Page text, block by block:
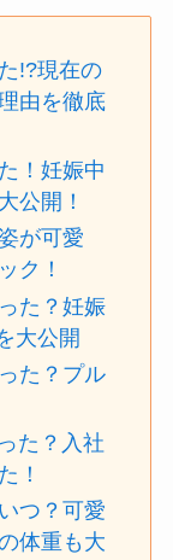
!?現在の
由を徹底
！妊娠中
公開！
が可愛
ク！
た？妊娠
大公開
た？プル
た？入社
！
つ？可愛
体重も大